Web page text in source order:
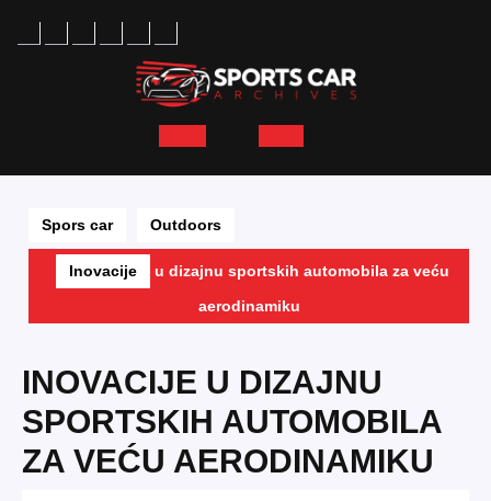
Spors car Outdoors
Inovacije
u dizajnu sportskih automobila za veću
aerodinamiku
INOVACIJE U DIZAJNU
SPORTSKIH AUTOMOBILA
ZA VEĆU AERODINAMIKU